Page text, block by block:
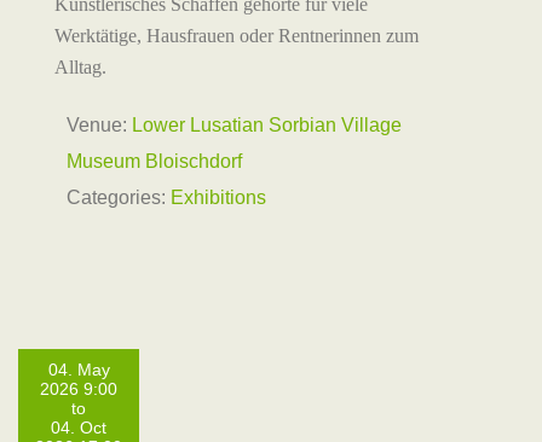
Künstlerisches Schaffen gehörte für viele
Werktätige, Hausfrauen oder Rentnerinnen zum
Alltag.
Venue: Lower Lusatian Sorbian Village
Museum Bloischdorf
Categories: Exhibitions
04. May
2026 9:00
to
04. Oct